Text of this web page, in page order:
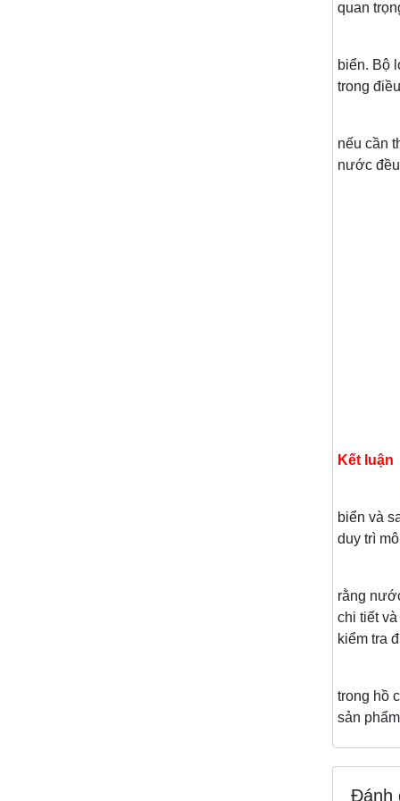
quan
Sử
biển. Bộ
trong
Ngoài
nếu cần
nước
Kết luận
biển và
duy trì
Việc sử
rằng
chi tiết
kiểm tra
trong hồ
sản
Đánh